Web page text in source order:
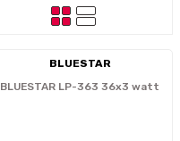
BLUESTAR
BLUESTAR LP-363 36x3 watt